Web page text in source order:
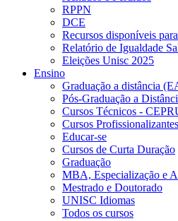
RPPN
DCE
Recursos disponíveis
Relatório de Igualdade
Eleições Unisc 2025
Ensino
Graduação a distância
Pós-Graduação a
Cursos Técnicos -
Cursos Profissionalizantes
Educar-se
Cursos de Curta Duração
Graduação
MBA, Especialização e
Mestrado e Doutorado
UNISC Idiomas
Todos os cursos